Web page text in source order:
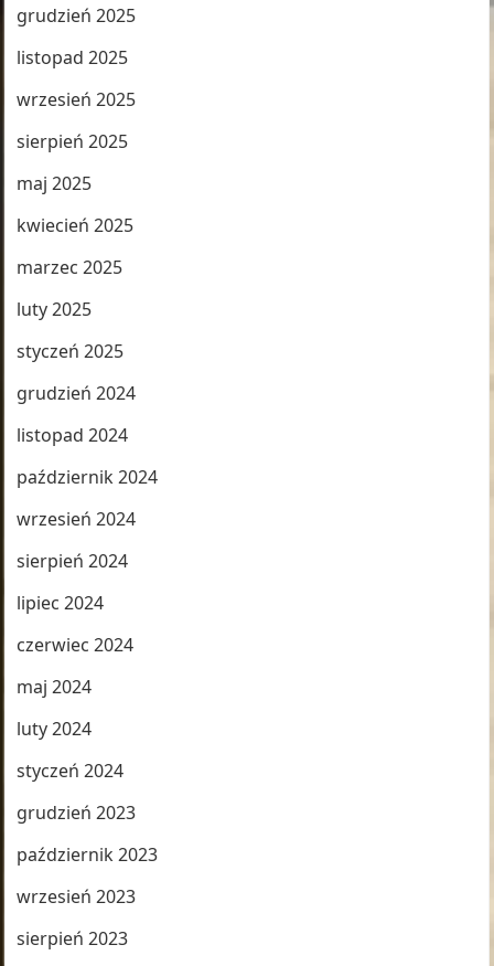
grudzień 2025
listopad 2025
wrzesień 2025
sierpień 2025
maj 2025
kwiecień 2025
marzec 2025
luty 2025
styczeń 2025
grudzień 2024
listopad 2024
październik 2024
wrzesień 2024
sierpień 2024
lipiec 2024
czerwiec 2024
maj 2024
luty 2024
styczeń 2024
grudzień 2023
październik 2023
wrzesień 2023
sierpień 2023